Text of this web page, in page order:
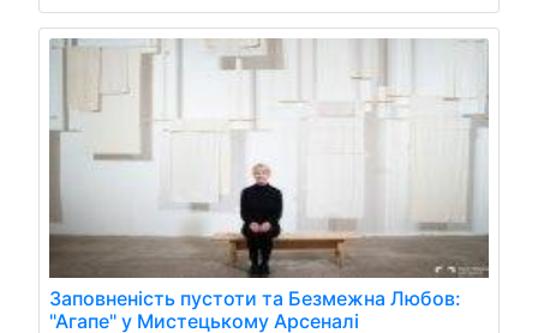
Заповненість пустоти та Безмежна Любов:
"Агапе" у Мистецькому Арсеналі